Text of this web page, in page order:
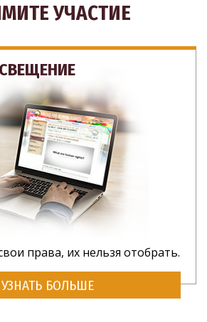
УЧАСТИЕ
права, их нельзя отобрать.
УЗНАТЬ БОЛЬШЕ